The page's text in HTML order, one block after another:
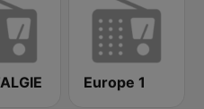
Europe 1